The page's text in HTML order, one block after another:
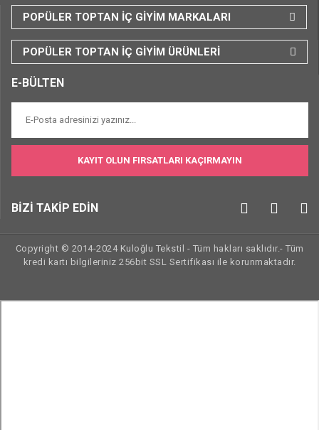
POPÜLER TOPTAN İÇ GİYİM MARKALARI
POPÜLER TOPTAN İÇ GİYİM ÜRÜNLERİ
E-BÜLTEN
KAYIT OLUN FIRSATLARI KAÇIRMAYIN
BİZİ TAKİP EDİN
Copyright © 2014-2024 Kuloğlu Tekstil - Tüm hakları saklıdır.- Tüm
kredi kartı bilgileriniz 256bit SSL Sertifikası ile korunmaktadır.